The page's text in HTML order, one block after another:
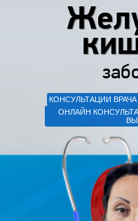
КОНСУЛЬТАЦИИ
ОНЛАЙН